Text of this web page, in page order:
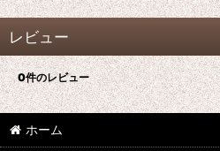
レビュー
0件のレビュー
ホーム